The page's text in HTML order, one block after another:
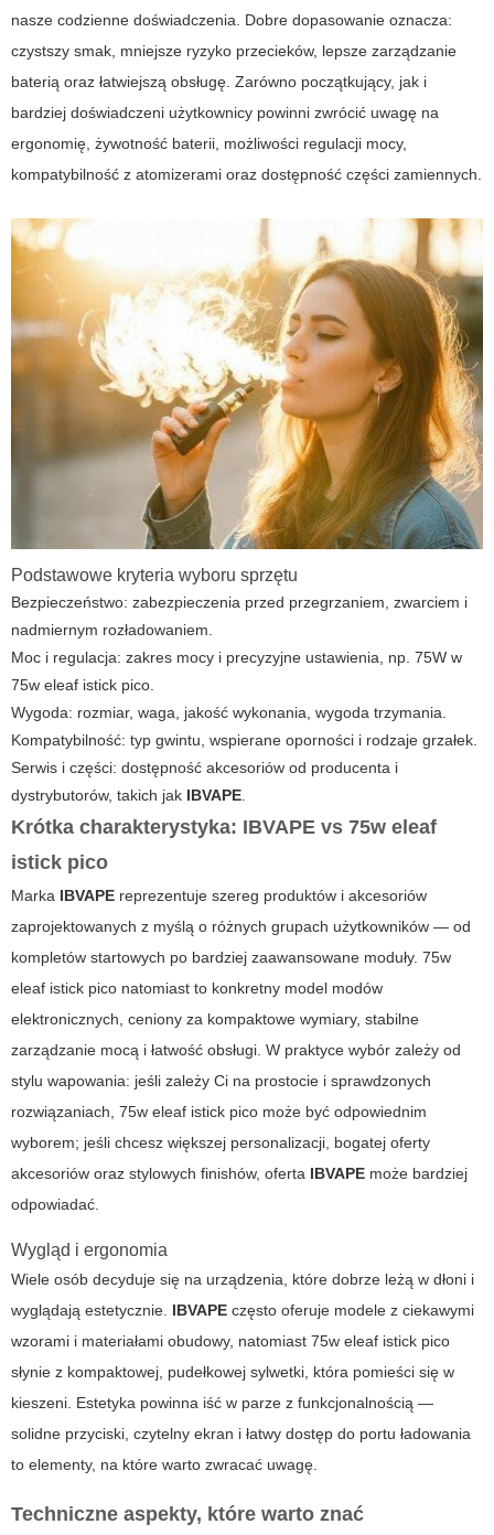
nasze codzienne doświadczenia. Dobre dopasowanie oznacza:
czystszy smak, mniejsze ryzyko przecieków, lepsze zarządzanie
baterią oraz łatwiejszą obsługę. Zarówno początkujący, jak i
bardziej doświadczeni użytkownicy powinni zwrócić uwagę na
ergonomię, żywotność baterii, możliwości regulacji mocy,
kompatybilność z atomizerami oraz dostępność części zamiennych.
Podstawowe kryteria wyboru sprzętu
Bezpieczeństwo: zabezpieczenia przed przegrzaniem, zwarciem i
nadmiernym rozładowaniem.
Moc i regulacja: zakres mocy i precyzyjne ustawienia, np. 75W w
75w eleaf istick pico.
Wygoda: rozmiar, waga, jakość wykonania, wygoda trzymania.
Kompatybilność: typ gwintu, wspierane oporności i rodzaje grzałek.
Serwis i części: dostępność akcesoriów od producenta i
dystrybutorów, takich jak IBVAPE.
Krótka charakterystyka: IBVAPE vs 75w eleaf
istick pico
Marka IBVAPE reprezentuje szereg produktów i akcesoriów
zaprojektowanych z myślą o różnych grupach użytkowników — od
kompletów startowych po bardziej zaawansowane moduły. 75w
eleaf istick pico natomiast to konkretny model modów
elektronicznych, ceniony za kompaktowe wymiary, stabilne
zarządzanie mocą i łatwość obsługi. W praktyce wybór zależy od
stylu wapowania: jeśli zależy Ci na prostocie i sprawdzonych
rozwiązaniach, 75w eleaf istick pico może być odpowiednim
wyborem; jeśli chcesz większej personalizacji, bogatej oferty
akcesoriów oraz stylowych finishów, oferta IBVAPE może bardziej
odpowiadać.
Wygląd i ergonomia
Wiele osób decyduje się na urządzenia, które dobrze leżą w dłoni i
wyglądają estetycznie. IBVAPE często oferuje modele z ciekawymi
wzorami i materiałami obudowy, natomiast 75w eleaf istick pico
słynie z kompaktowej, pudełkowej sylwetki, która pomieści się w
kieszeni. Estetyka powinna iść w parze z funkcjonalnością —
solidne przyciski, czytelny ekran i łatwy dostęp do portu ładowania
to elementy, na które warto zwracać uwagę.
Techniczne aspekty, które warto znać